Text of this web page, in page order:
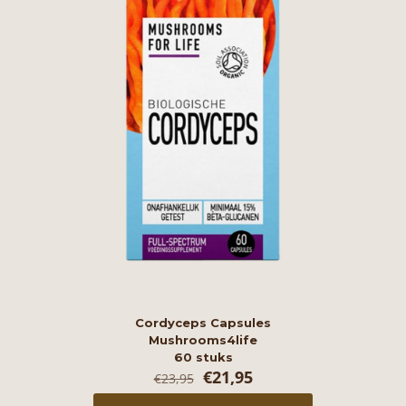
Cordyceps Capsules
Mushrooms4life
60 stuks
€23,95 Oorspronkelijke
prijs
€21,95Huidige
prijs